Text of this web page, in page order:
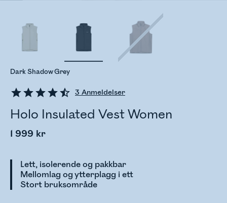
3 Anmeldelser
Holo Insulated Vest Women
1 999 kr
Lett, isolerende og pakkbar
Mellomlag og ytterplagg i ett
Stort bruksområde
Dark Shadow Grey